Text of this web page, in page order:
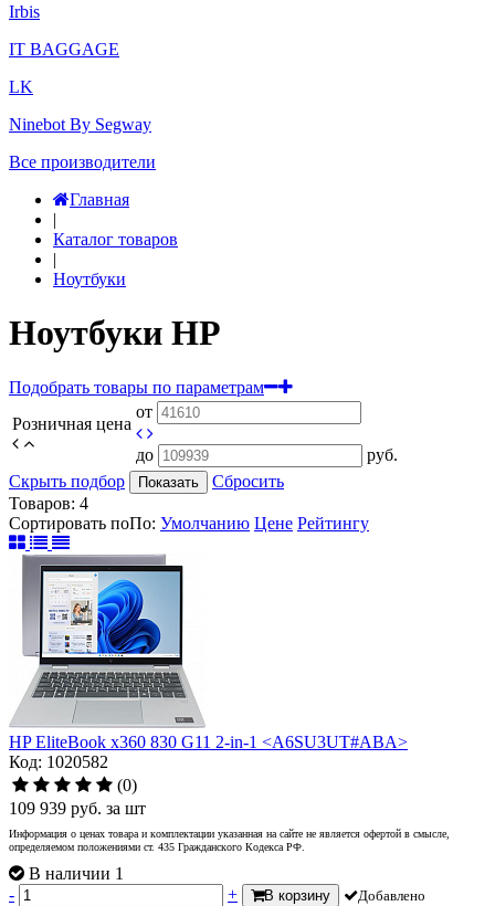
Irbis
IT BAGGAGE
LK
Ninebot By Segway
Все производители
Главная
|
Каталог товаров
|
Ноутбуки
Ноутбуки HP
Подобрать товары по параметрам
Розничная цена
от
до
руб.
Скрыть подбор
Показать
Сбросить
Товаров: 4
Сортировать поПо: Умолчанию Цене Рейтингу
HP EliteBook x360 830 G11 2-in-1 <A6SU3UT#ABA>
Код: 1020582
(0)
109 939 руб. за шт
Информация о ценах товара и комплектации указанная на сайте не является офертой в смысле,
определяемом положениями ст. 435 Гражданского Кодекса РФ.
В наличии 1
-
+ В корзину Добавлено